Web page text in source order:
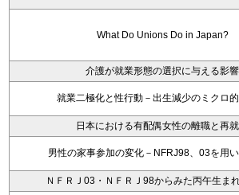
What Do Unions Do in Japan?
介護が就業形態の選択に与える影響
就業二極化と性行動－出生減少のミクロ
日本における有配偶女性の離職と再
男性の家事参加の変化－NFRJ98、03を用
ＮＦＲＪ03・ＮＦＲＪ98からみた丙午生ま